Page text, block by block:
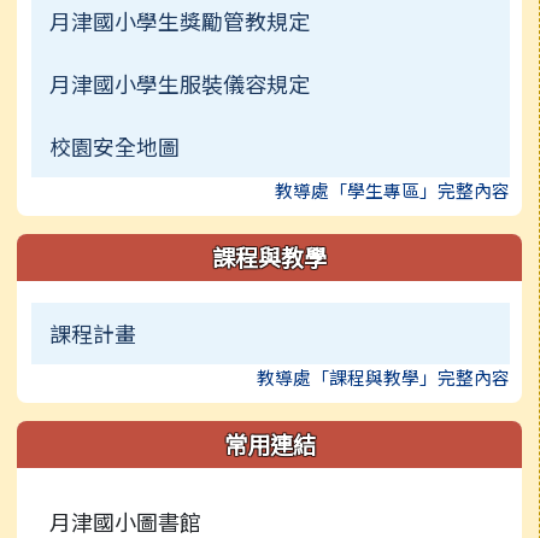
月津國小學生獎勵管教規定
月津國小學生服裝儀容規定
校園安全地圖
教導處「學生專區」完整內容
課程與教學
課程計畫
教導處「課程與教學」完整內容
常用連結
月津國小圖書館